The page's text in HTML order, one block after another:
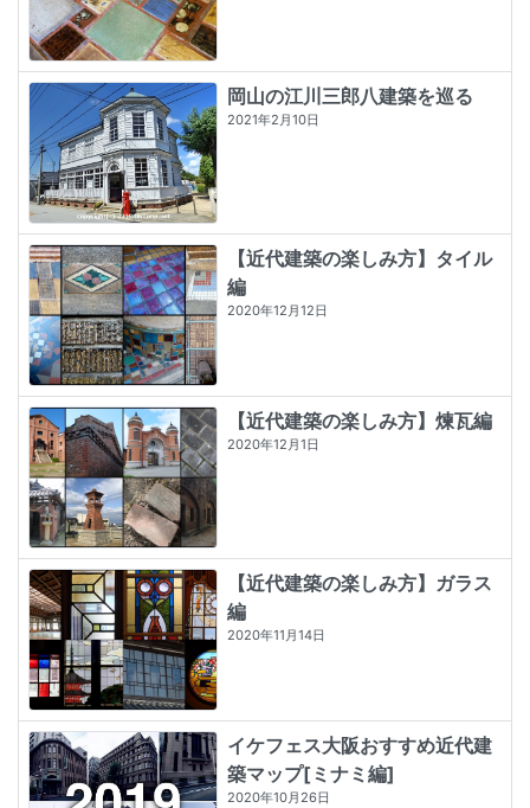
岡山の江川三郎八建築を巡る
2021年2月10日
【近代建築の楽しみ方】タイル
編
2020年12月12日
【近代建築の楽しみ方】煉瓦編
2020年12月1日
【近代建築の楽しみ方】ガラス
編
2020年11月14日
イケフェス大阪おすすめ近代建
築マップ[ミナミ編]
2020年10月26日